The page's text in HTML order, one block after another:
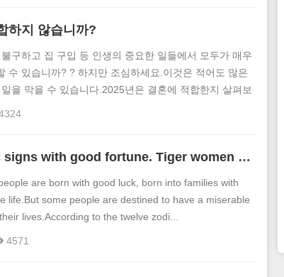
하지 않습니까?
구하고 집 구입 등 인생의 중요한 일들에서 모두가 매우
수 있습니까? ? 하지만 조심하세요.이것은 적어도 많은
을 막을 수 있습니다.2025년은 결혼에 적합한지 살펴보
한 전통적인 개념 중국의 전통 문화에서 황도대 동물과
Women of the three zodiac signs with good fortune. Tiger women are very dazzling.
are born with good luck, born into families with
life.But some people are destined to have a miserable
lives.According to the twelve zodi...
4571